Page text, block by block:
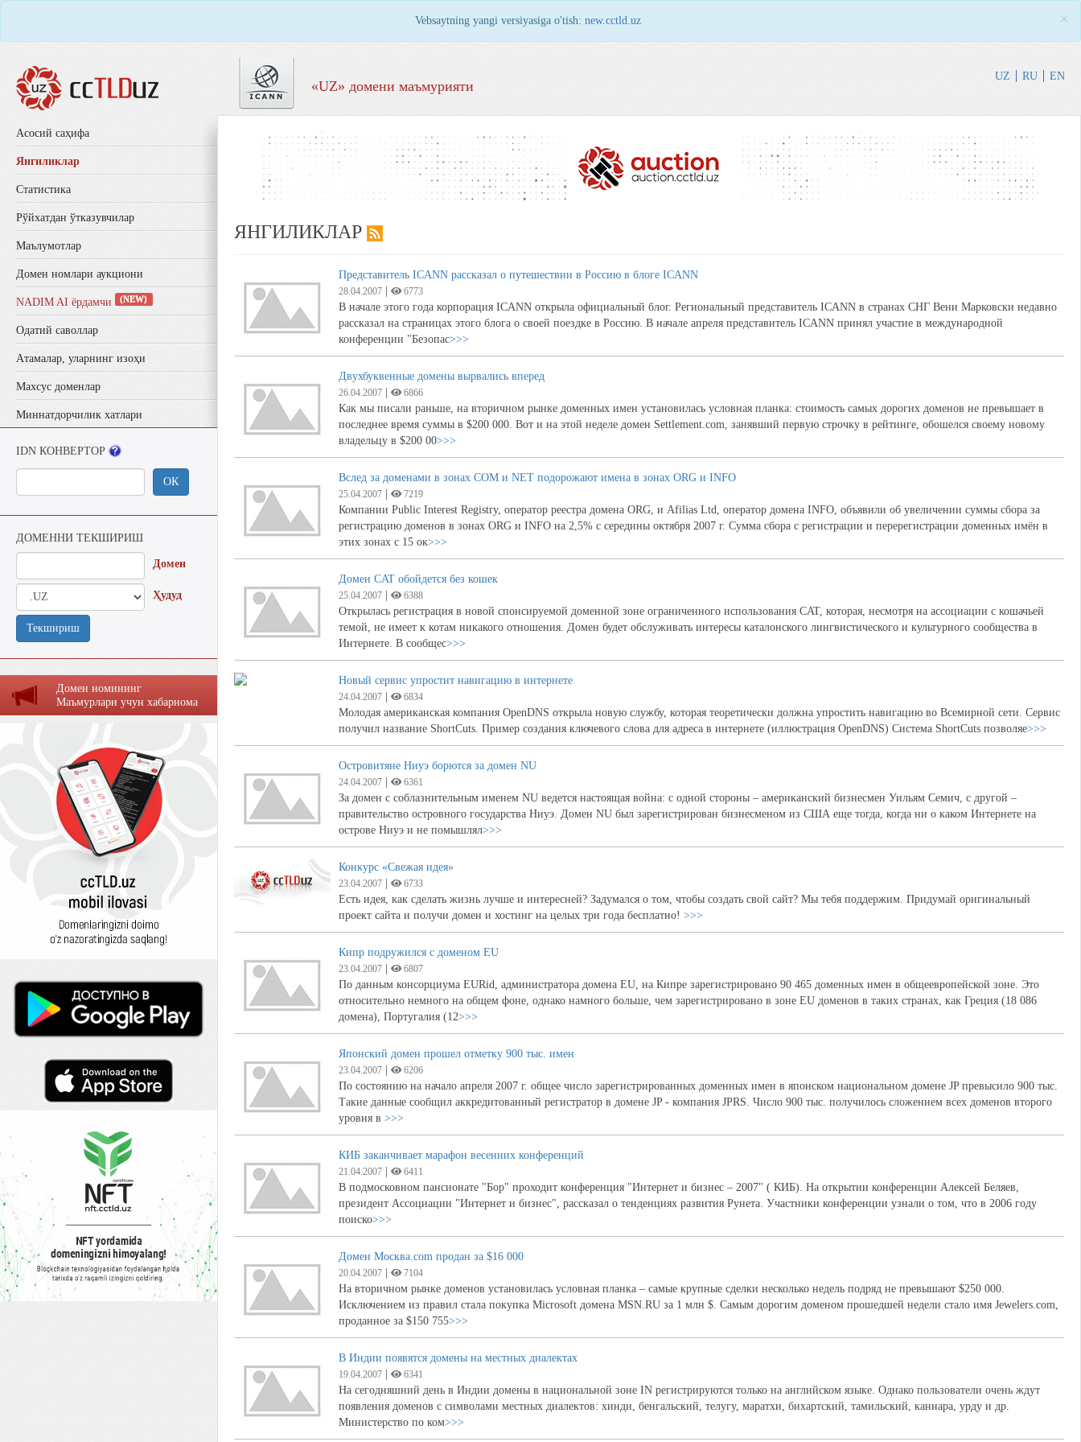
Vebsaytning yangi versiyasiga o'tish: new.cctld.uz ×
«UZ» домени маъмурияти
UZ RU EN
Aсосий саҳифа
Янгиликлар
Статистика
Рўйхатдан ўтказувчилар
Маълумотлар
Домен номлари аукциони
NADIM AI ёрдамчи (NEW)
Одатий саволлар
Aтамалар, уларнинг изоҳи
Махсус доменлар
Миннатдорчилик хатлари
IDN КОНВЕРТОР
ОК
ДОМЕННИ ТЕКШИРИШ
Домен
Ҳудуд
Текшириш
Домен номининг
Маъмурлaри учун хaбaрномa
ЯНГИЛИКЛАР
Представитель ICANN рассказал о путешествии в Россию в блоге ICANN
28.04.2007 6773
В начале этого года корпорация ICANN открыла официальный блог. Региональный представитель ICANN в странах СНГ Вени Марковски недавно
рассказал на страницах этого блога о своей поездке в Россию. В начале апреля представитель ICANN принял участие в международной
конференции "Безопас>>>
Двухбуквенные домены вырвались вперед
26.04.2007 6866
Как мы писали раньше, на вторичном рынке доменных имен установилась условная планка: стоимость самых дорогих доменов не превышает в
последнее время суммы в $200 000. Вот и на этой неделе домен Settlement.com, занявший первую строчку в рейтинге, обошелся своему новому
владельцу в $200 00>>>
Вслед за доменами в зонах COM и NET подорожают имена в зонах ORG и INFO
25.04.2007 7219
Компании Public Interest Registry, оператор реестра домена ORG, и Afilias Ltd, оператор домена INFO, объявили об увеличении суммы сбора за
регистрацию доменов в зонах ORG и INFO на 2,5% с середины октября 2007 г. Сумма сбора с регистрации и перерегистрации доменных имён в
этих зонах с 15 ок>>>
Домен CAT обойдется без кошек
25.04.2007 6388
Открылась регистрация в новой спонсируемой доменной зоне ограниченного использования CAT, которая, несмотря на ассоциации с кошачьей
темой, не имеет к котам никакого отношения. Домен будет обслуживать интересы каталонского лингвистического и культурного сообщества в
Интернете. В сообщес>>>
Новый сервис упростит навигацию в интернете
24.04.2007 6834
Молодая американская компания OpenDNS открыла новую службу, которая теоретически должна упростить навигацию во Всемирной сети. Сервис
получил название ShortCuts. Пример создания ключевого слова для адреса в интернете (иллюстрация OpenDNS) Система ShortCuts позволяе>>>
Островитяне Ниуэ борются за домен NU
24.04.2007 6361
За домен с соблазнительным именем NU ведется настоящая война: с одной стороны – американский бизнесмен Уильям Семич, с другой –
правительство островного государства Ниуэ. Домен NU был зарегистрирован бизнесменом из США еще тогда, когда ни о каком Интернете на
острове Ниуэ и не помышлял>>>
Конкурс «Свежая идея»
23.04.2007 6733
Есть идея, как сделать жизнь лучше и интересней? Задумался о том, чтобы создать свой сайт? Мы тебя поддержим. Придумай оригинальный
проект сайта и получи домен и хостинг на целых три года бесплатно! >>>
Кипр подружился с доменом EU
23.04.2007 6807
По данным консорциума EURid, администратора домена EU, на Кипре зарегистрировано 90 465 доменных имен в общеевропейской зоне. Это
относительно немного на общем фоне, однако намного больше, чем зарегистрировано в зоне EU доменов в таких странах, как Греция (18 086
домена), Португалия (12>>>
Японский домен прошел отметку 900 тыс. имен
23.04.2007 6206
По состоянию на начало апреля 2007 г. общее число зарегистрированных доменных имен в японском национальном домене JP превысило 900 тыс.
Такие данные сообщил аккредитованный регистратор в домене JP - компания JPRS. Число 900 тыс. получилось сложением всех доменов второго
уровня в >>>
КИБ заканчивает марафон весенних конференций
21.04.2007 6411
В подмосковном пансионате "Бор" проходит конференция "Интернет и бизнес – 2007" ( КИБ). На открытии конференции Алексей Беляев,
президент Ассоциации "Интернет и бизнес", рассказал о тенденциях развития Рунета. Участники конференции узнали о том, что в 2006 году
поиско>>>
Домен Москва.com продан за $16 000
20.04.2007 7104
На вторичном рынке доменов установилась условная планка – самые крупные сделки несколько недель подряд не превышают $250 000.
Исключением из правил стала покупка Microsoft домена MSN.RU за 1 млн $. Самым дорогим доменом прошедшей недели стало имя Jewelers.com,
проданное за $150 755>>>
В Индии появятся домены на местных диалектах
19.04.2007 6341
На сегодняшний день в Индии домены в национальной зоне IN регистрируются только на английском языке. Однако пользователи очень ждут
появления доменов с символами местных диалектов: хинди, бенгальский, телугу, маратхи, бихартский, тамильский, каннара, урду и др.
Министерство по ком>>>